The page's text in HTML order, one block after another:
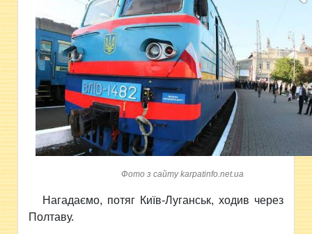
Фото з сайту karpatinfo.net.ua
Нагадаємо, потяг Київ-Луганськ, ходив через
Полтаву.